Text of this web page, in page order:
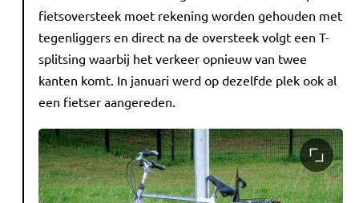
fietsoversteek moet rekening worden gehouden met
tegenliggers en direct na de oversteek volgt een T-
splitsing waarbij het verkeer opnieuw van twee
kanten komt. In januari werd op dezelfde plek ook al
een fietser aangereden.